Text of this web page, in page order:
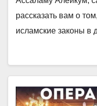
рассказать вам о
исламские законы в